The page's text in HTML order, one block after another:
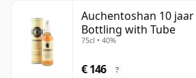
Auchentoshan 10
Bottling with Tube
75cl • 40%
€ 146 ?